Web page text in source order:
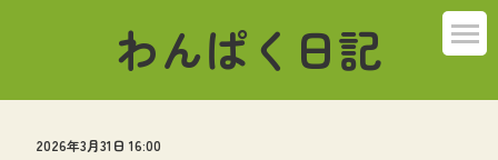
わんぱく日記
2026年3月31日 16:00